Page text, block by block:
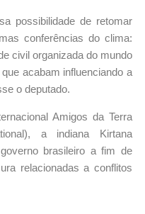
possibilidade de retomar
conferências do clima:
civil organizada do mundo
acabam influenciando a
o deputado.
Amigos da Terra
a indiana Kirtana
brasileiro a fim de
relacionadas a conflitos